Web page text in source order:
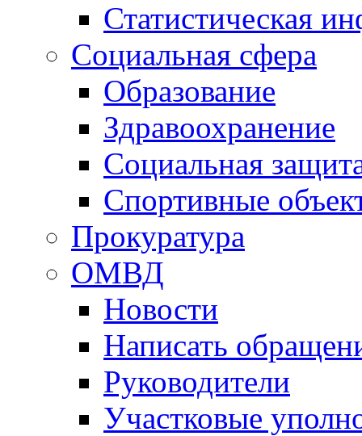
Статистическая
Социальная сфера
Образование
Здравоохранение
Социальная
Спортивные
Прокуратура
ОМВД
Новости
Написать
Руководители
Участковые